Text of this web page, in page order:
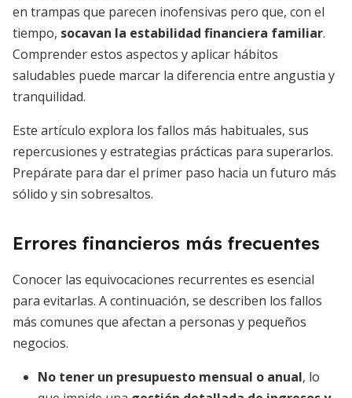
en trampas que parecen inofensivas pero que, con el
tiempo, socavan la estabilidad financiera familiar.
Comprender estos aspectos y aplicar hábitos
saludables puede marcar la diferencia entre angustia y
tranquilidad.
Este artículo explora los fallos más habituales, sus
repercusiones y estrategias prácticas para superarlos.
Prepárate para dar el primer paso hacia un futuro más
sólido y sin sobresaltos.
Errores financieros más frecuentes
Conocer las equivocaciones recurrentes es esencial
para evitarlas. A continuación, se describen los fallos
más comunes que afectan a personas y pequeños
negocios.
No tener un presupuesto mensual o anual, lo